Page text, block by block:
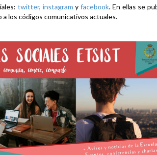
twitter, instagram y facebook. En ellas se
los códigos comunicativos actuales.